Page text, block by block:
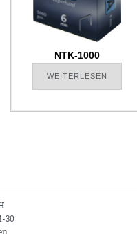
NTK-1000
WEITERLESEN
30